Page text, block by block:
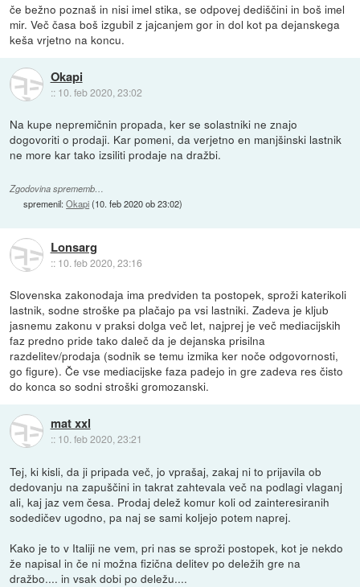
če bežno poznaš in nisi imel stika, se odpovej dediščini in boš imel
mir. Več časa boš izgubil z jajcanjem gor in dol kot pa dejanskega
keša vrjetno na koncu.
Okapi
:: 10. feb 2020, 23:02
Na kupe nepremičnin propada, ker se solastniki ne znajo
dogovoriti o prodaji. Kar pomeni, da verjetno en manjšinski lastnik
ne more kar tako izsiliti prodaje na dražbi.
Zgodovina sprememb…
spremenil:Okapi(10. feb 2020 ob 23:02)
Lonsarg
:: 10. feb 2020, 23:16
Slovenska zakonodaja ima predviden ta postopek, sproži katerikoli
lastnik, sodne stroške pa plačajo pa vsi lastniki. Zadeva je kljub
jasnemu zakonu v praksi dolga več let, najprej je več mediacijskih
faz predno pride tako daleč da je dejanska prisilna
razdelitev/prodaja (sodnik se temu izmika ker noče odgovornosti,
go figure). Če vse mediacijske faza padejo in gre zadeva res čisto
do konca so sodni stroški gromozanski.
mat xxl
:: 10. feb 2020, 23:21
Tej, ki kisli, da ji pripada več, jo vprašaj, zakaj ni to prijavila ob
dedovanju na zapuščini in takrat zahtevala več na podlagi vlaganj
ali, kaj jaz vem česa. Prodaj delež komur koli od zainteresiranih
sodedičev ugodno, pa naj se sami koljejo potem naprej.
Kako je to v Italiji ne vem, pri nas se sproži postopek, kot je nekdo
že napisal in če ni možna fizična delitev po deležih gre na
dražbo.... in vsak dobi po deležu....